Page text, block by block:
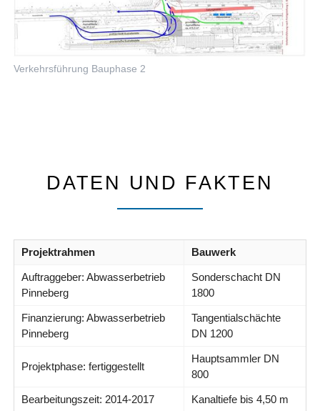
Verkehrsführung Bauphase 2
DATEN UND FAKTEN
Projektrahmen Bauwerk
Auftraggeber: Abwasserbetrieb
Pinneberg
Sonderschacht DN
1800
Finanzierung: Abwasserbetrieb
Pinneberg
Tangentialschächte
DN 1200
Projektphase: fertiggestellt
Hauptsammler DN
800
Bearbeitungszeit: 2014-2017 Kanaltiefe bis 4,50 m